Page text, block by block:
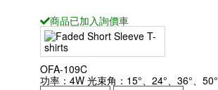
商品已加入詢價車
OFA-109C
功率：4W 光束角：15°、24°、36°、50°